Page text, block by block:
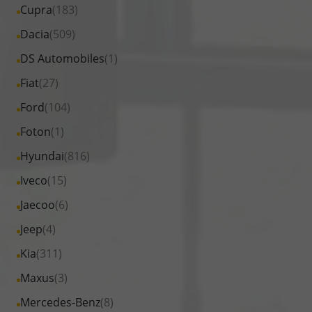
anzeigen
BYD
anzeigen
Fahrzeuge
Citroen
anzeigen
Cupra(183)
Alle
Fahrzeuge
Cupra
anzeigen
Dacia(509)
Alle
Fahrzeuge
Dacia
anzeigen
DS Automobiles(1)
Alle
Fahrzeuge
DS
Automobiles
anzeigen
Fiat(27)
Alle
Fahrzeuge
Fiat
anzeigen
Ford(104)
Alle
Fahrzeuge
Ford
anzeigen
Foton(1)
Alle
Fahrzeuge
Foton
anzeigen
Hyundai(816)
Alle
Fahrzeuge
Hyundai
anzeigen
Iveco(15)
Alle
Fahrzeuge
Iveco
anzeigen
Jaecoo(6)
Alle
Fahrzeuge
Jaecoo
anzeigen
Jeep(4)
Alle
Fahrzeuge
Jeep
anzeigen
Kia(311)
Alle
Fahrzeuge
Maxus(3)
Alle
Fahrzeuge
Mercedes-Benz(8)
Alle